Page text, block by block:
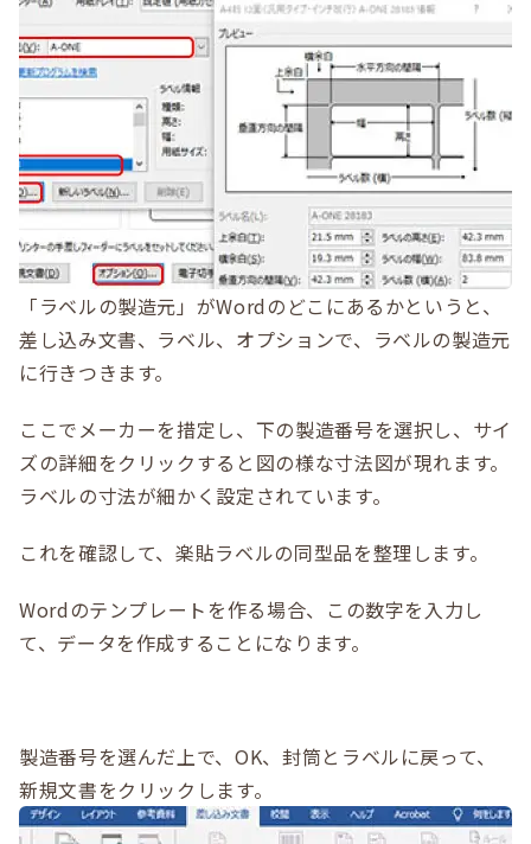
「ラベルの製造元」がWordのどこにあるかというと、
差し込み文書、ラベル、オプションで、ラベルの製造元
に行きつきます。
ここでメーカーを措定し、下の製造番号を選択し、サイ
ズの詳細をクリックすると図の様な寸法図が現れます。
ラベルの寸法が細かく設定されています。
これを確認して、楽貼ラベルの同型品を整理します。
Wordのテンプレートを作る場合、この数字を入力し
て、データを作成することになります。
製造番号を選んだ上で、OK、封筒とラベルに戻って、
新規文書をクリックします。